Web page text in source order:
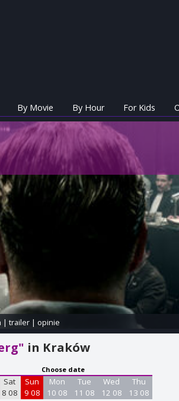
By Movie By Hour For Kids
| trailer| opinie
in Kraków
Choose date
Sat
8 08
Sun
9 08
Mon
10 08
Tue
11 08
Wed
12 08
Thu
13 08